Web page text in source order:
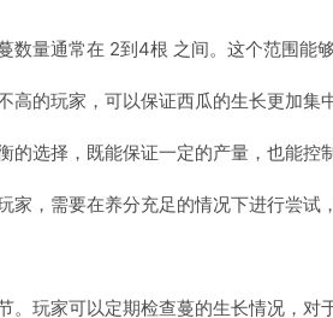
数量通常在 2到4根 之间。这个范围能
高的玩家，可以保证西瓜的生长更加集
的选择，既能保证一定的产量，也能控
家，需要在养分充足的情况下进行尝试
。玩家可以定期检查蔓的生长情况，